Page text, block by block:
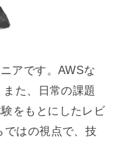
アです。AWSな
た、日常の課題
をもとにしたレビ
ではの視点で、技